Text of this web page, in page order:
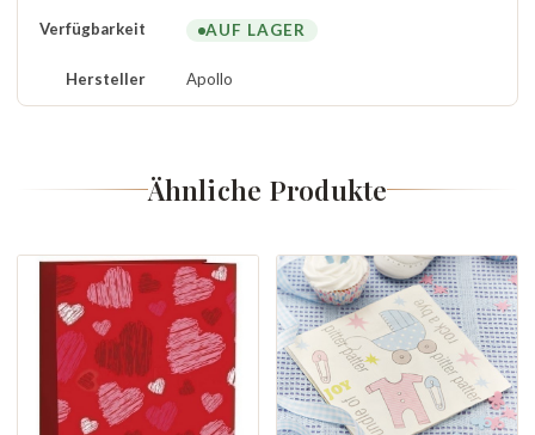
Verfügbarkeit AUF LAGER
Hersteller Apollo
Ähnliche Produkte